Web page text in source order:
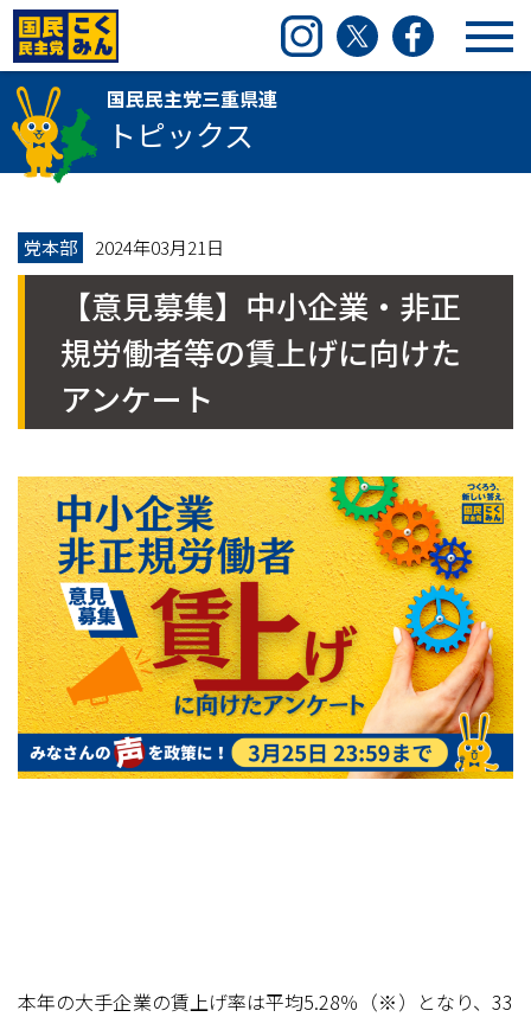
国民民主党三重県連 InstagramTwitter Facebook
国民民主党三重県連
トピックス
党本部 2024年03月21日
【意見募集】中小企業・非正
規労働者等の賃上げに向けた
アンケート
本年の大手企業の賃上げ率は平均5.28％（※）となり、33